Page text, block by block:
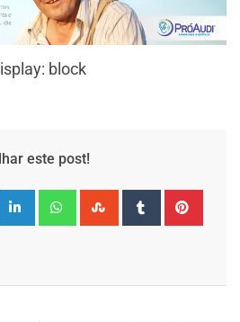
block
este post!